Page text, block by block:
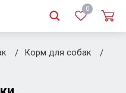
0
Корм для собак